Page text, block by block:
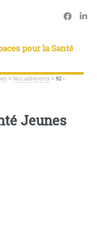
pour la Santé
> Nos adhérents> 92 -
Jeunes